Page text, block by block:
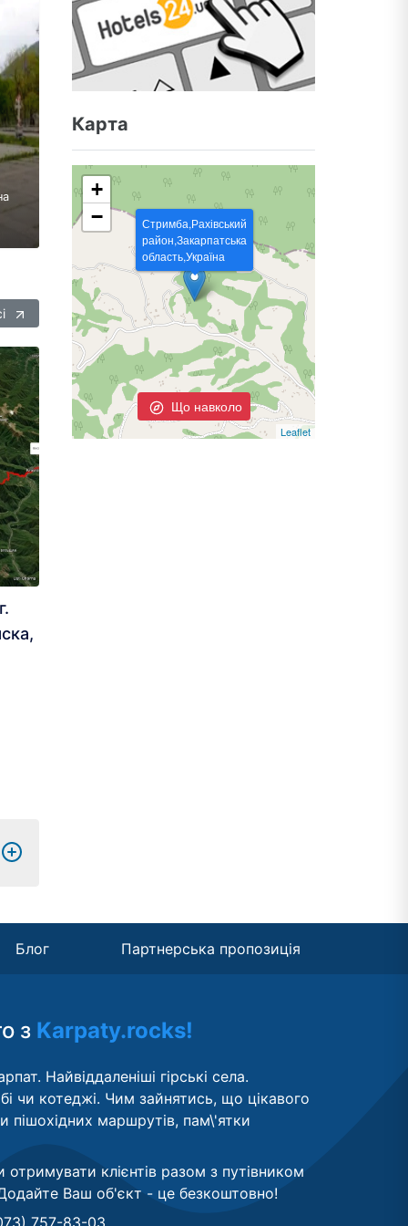
Карта
Що навколо
Стримба,Рахівський
район,Закарпатська
область,Україна
+
−
Leaflet
Блог Партнерська пропозиція
з Karpaty.rocks!
Найвіддаленіші гірські села.
чи котеджі. Чим зайнятись, що цікавого
пішохідних маршрутів, пам\'ятки
клієнтів разом з путівником
Ваш об'єкт - це безкоштовно!